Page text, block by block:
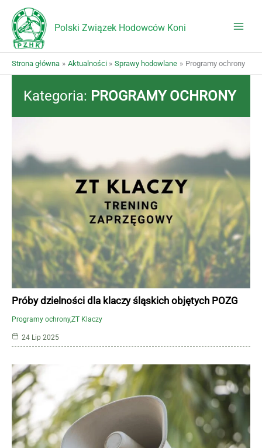
treści
Polski Związek Hodowców Koni
Strona główna Aktualności Sprawy hodowlane Programy ochrony
Kategoria: PROGRAMY OCHRONY
Programy ochronyZT Klaczy
Próby dzielności dla klaczy śląskich objętych POZG
24 Lip 2025